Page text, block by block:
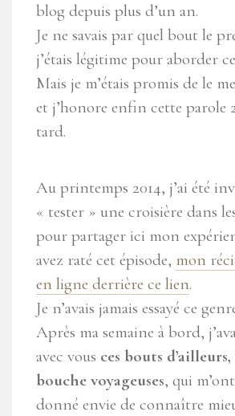
blog depuis plus d’un an.
Je ne savais par quel bout le
j’étais légitime pour aborder
Mais je m’étais promis de le
et j’honore enfin cette parole
tard.
Au printemps 2014, j’ai été
« tester » une croisière dans
pour partager ici mon
avez raté cet épisode, mon
en ligne derrière ce lien.
Je n’avais jamais essayé ce
Après ma semaine à bord,
avec vous ces bouts d’ailleurs,
bouche voyageuses, qui
donné envie de connaître